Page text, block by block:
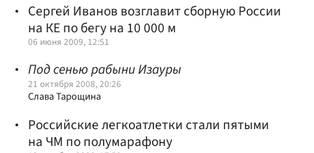
Сергей Иванов возглавит сборную России
на КЕ по бегу на 10 000 м
06 июня 2009, 12:51
Под сенью рабыни Изауры
21 октября 2008, 20:26
Слава Тарощина
Российские легкоатлетки стали пятыми
на ЧМ по полумарафону